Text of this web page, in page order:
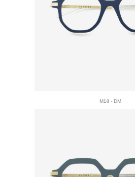
M18 - DM